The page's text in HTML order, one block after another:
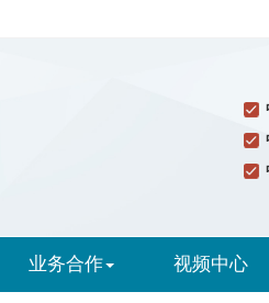
业务合作 视频中心